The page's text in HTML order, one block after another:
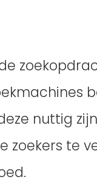
nuttig
zoekers te